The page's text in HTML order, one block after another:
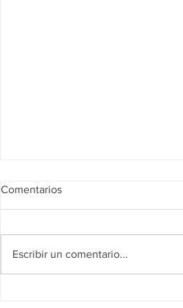
Realidad de octubre
Comentarios
Escribir un comentario...